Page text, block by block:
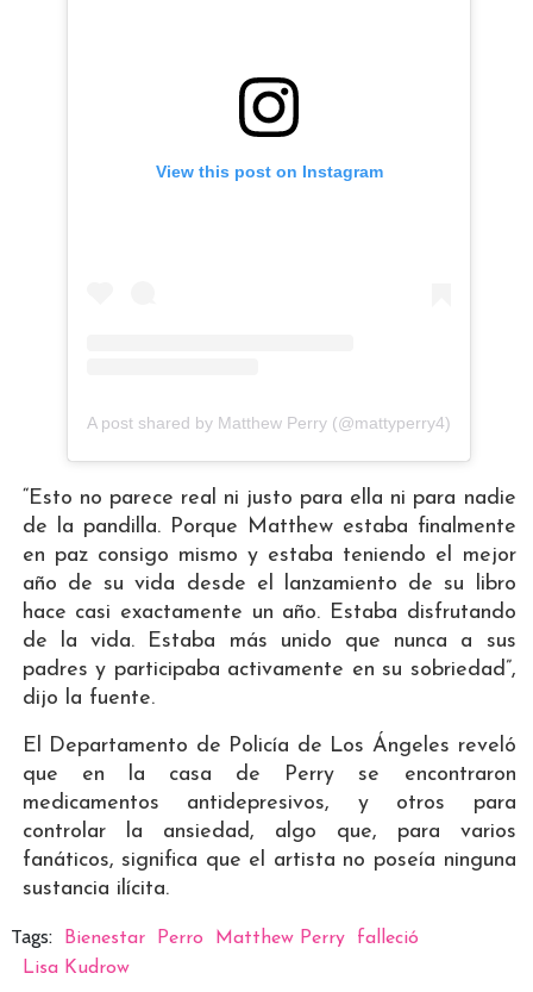
View this post on Instagram
A post shared by Matthew Perry (@mattyperry4)
“Esto no parece real ni justo para ella ni para nadie
de la pandilla. Porque Matthew estaba finalmente
en paz consigo mismo y estaba teniendo el mejor
año de su vida desde el lanzamiento de su libro
hace casi exactamente un año. Estaba disfrutando
de la vida. Estaba más unido que nunca a sus
padres y participaba activamente en su sobriedad”,
dijo la fuente.
El Departamento de Policía de Los Ángeles reveló
que en la casa de Perry se encontraron
medicamentos antidepresivos, y otros para
controlar la ansiedad, algo que, para varios
fanáticos, significa que el artista no poseía ninguna
sustancia ilícita.
Tags: Bienestar Perro Matthew Perry
falleció
Lisa Kudrow